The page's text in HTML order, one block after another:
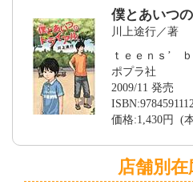
僕とあいつ
川上途行／著
ｔｅｅｎｓ’
ポプラ社
2009/11 発売
価格:1,430円 (
店舗別